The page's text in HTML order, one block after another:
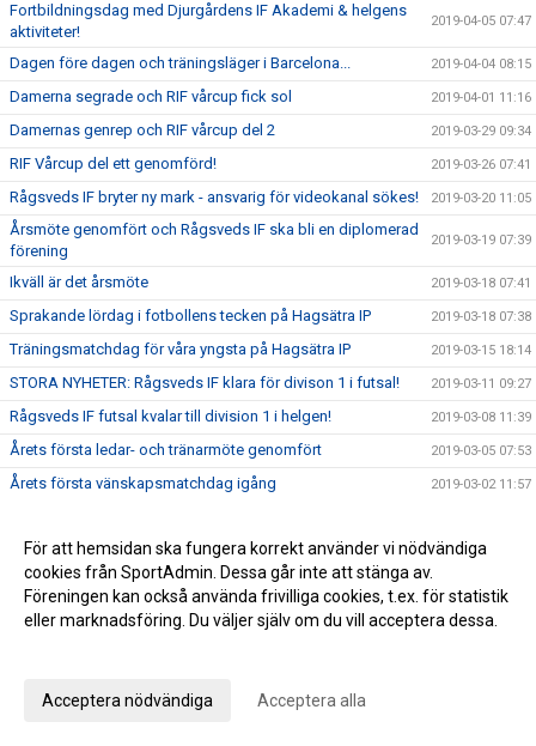
Fortbildningsdag med Djurgårdens IF Akademi & helgens
aktiviteter!
2019-04-05 07:47
Dagen före dagen och träningsläger i Barcelona... 2019-04-04 08:15
Damerna segrade och RIF vårcup fick sol 2019-04-01 11:16
Damernas genrep och RIF vårcup del 2 2019-03-29 09:34
RIF Vårcup del ett genomförd! 2019-03-26 07:41
Rågsveds IF bryter ny mark - ansvarig för videokanal sökes! 2019-03-20 11:05
Årsmöte genomfört och Rågsveds IF ska bli en diplomerad
förening
2019-03-19 07:39
Ikväll är det årsmöte 2019-03-18 07:41
Sprakande lördag i fotbollens tecken på Hagsätra IP 2019-03-18 07:38
Träningsmatchdag för våra yngsta på Hagsätra IP 2019-03-15 18:14
STORA NYHETER: Rågsveds IF klara för divison 1 i futsal! 2019-03-11 09:27
Rågsveds IF futsal kvalar till division 1 i helgen! 2019-03-08 11:39
Årets första ledar- och tränarmöte genomfört 2019-03-05 07:53
Årets första vänskapsmatchdag igång 2019-03-02 11:57
Rågsveds IF seriesegrare 2019-02-18 12:37
ÅRSMÖTE MÅNDAG 18/3 19.00
Dubbeltia i Fisksätra! 2019-02-12 07:13
Nya framgångar i futsal
För att hemsidan ska fungera korrekt använder vi nödvändiga
cookies från SportAdmin. Dessa går inte att stänga av.
Föreningen kan också använda frivilliga cookies, t.ex. för statistik
eller marknadsföring. Du väljer själv om du vill acceptera dessa.
Acceptera nödvändiga Acceptera alla